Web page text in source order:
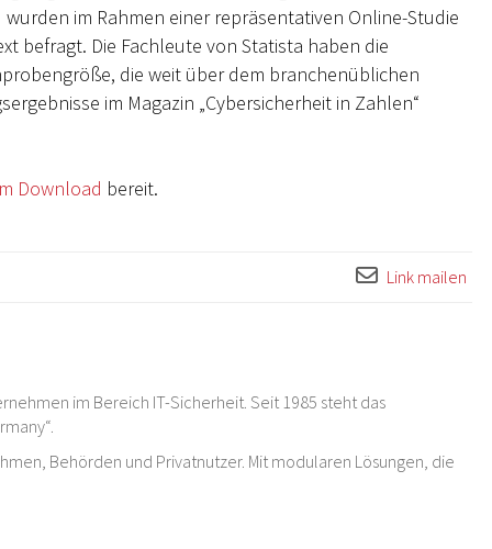
im Rahmen einer repräsentativen Online-Studie
befragt. Die Fachleute von Statista haben die
die weit über dem branchenüblichen
im Magazin „Cybersicherheit in Zahlen“
Download bereit.
Link mailen
im Bereich IT-Sicherheit. Seit 1985 steht das
Behörden und Privatnutzer. Mit modularen Lösungen, die